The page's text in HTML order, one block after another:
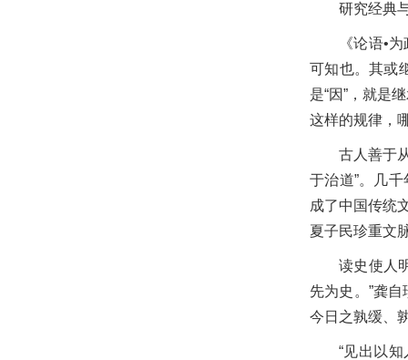
研究经典
《论语•
可知也。其或
是“因”，就是
这样的规律，
古人善于
于治道”。几
成了中国传统
夏子民珍重文
读史使人
先为史。”龚
今日之孰缓、
“见出以